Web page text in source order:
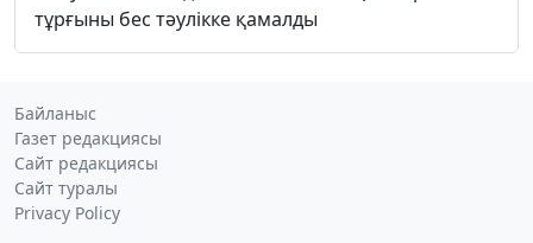
тұрғыны бес тәулікке қамалды
Байланыс
Газет редакциясы
Сайт редакциясы
Сайт туралы
Privacy Policy